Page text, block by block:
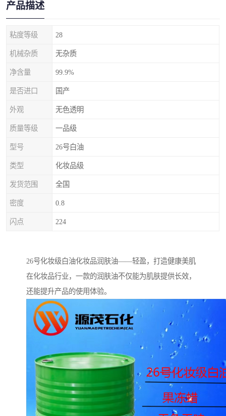
产品描述
粘度等级 28
机械杂质 无杂质
净含量 99.9%
是否进口 国产
外观 无色透明
质量等级 一品级
型号 26号白油
类型 化妆品级
发货范围 全国
密度 0.8
闪点 224
26号化妆级白油化妆品润肤油——轻盈，打造健康美肌
在化妆品行业，一款的润肤油不仅能为肌肤提供长效，
还能提升产品的使用体验。